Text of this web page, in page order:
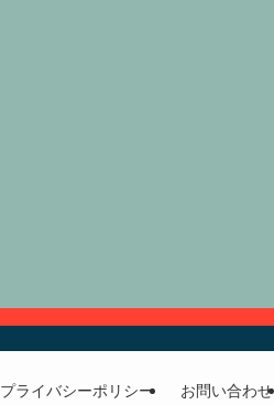
プライバシーポリシー お問い合わせ